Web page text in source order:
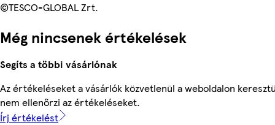
©TESCO-GLOBAL Zrt.
Még nincsenek értékelések
Segíts a többi vásárlónak
Az értékeléseket a vásárlók közvetlenül a weboldalon
nem ellenőrzi az értékeléseket.
Írj értékelést